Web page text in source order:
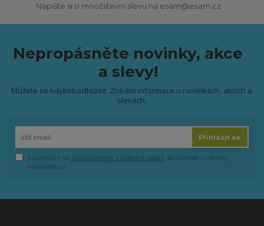
Napište si o množstevní slevu na esam@esam.cz
Nepropásněte novinky, akce
a slevy!
Můžete se kdykoli odhlásit. Získáte informace o novinkách, akcích a
slevách.
Přihlásit se
Souhlasím se zpracováním osobních údajů za účelem rozesílky
newsletteru.